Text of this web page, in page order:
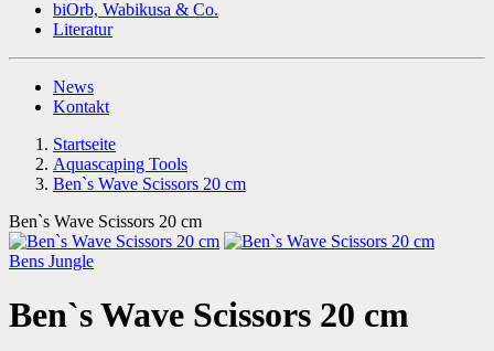
biOrb, Wabikusa & Co.
Literatur
News
Kontakt
Startseite
Aquascaping Tools
Ben`s Wave Scissors 20 cm
Ben`s Wave Scissors 20 cm
Bens Jungle
Ben`s Wave Scissors 20 cm